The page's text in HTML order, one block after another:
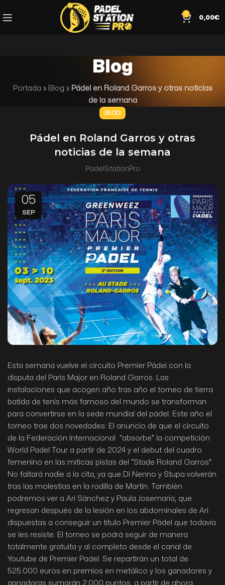
0
0,00€
Blog
Portada » Blog » Pádel en Roland Garros y otras noticias
de la semana
BLOG
Pádel en Roland Garros y otras
noticias de la semana
PadelStationPro
05
SEP
Esta semana vuelve el circuito Premier Pádel con la
disputa del Paris Major en Roland Garros. Las
instalaciones que acogen año tras año el torneo de tierra
batida de tenis más famoso del mundo se transforman
para convertirse en la sede mundial del pádel. Este año el
torneo trae dos novedades: El anuncio de que el circuito
de la Federación Internacional “absorbe” la competición
World Padel Tour a partir de 2024 y el debut del cuadro
femenino en las míticas pistas del “Stade Roland Garros”.
No faltará nadie a la cita, ya que Di Nenno y Stupa volverán
tras las molestias en la rodilla de Martín. También
podremos ver a Ari Sánchez y Paula Josemaría, que
regresan después de la lesión en los abdominales de Ari
dispuestas a conseguir un título Premier Pádel que todavía
se les resiste. El torneo se podrá seguir de manera
totalmente gratuita y al completo desde el canal de
Youtube de Premier Padel. Se repartirán un total de
525.000 euros en premios en metálico y los ganadores y
ganadoras sumarán 2.000 puntos, a partir de ahora